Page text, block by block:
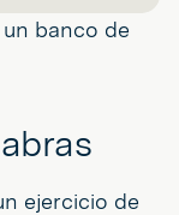
banco de
ejercicio de